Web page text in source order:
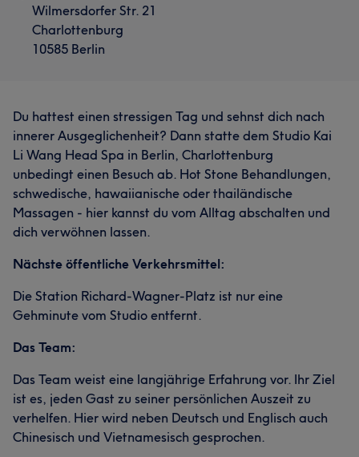
Wilmersdorfer Str. 21
Charlottenburg
10585 Berlin
Du hattest einen stressigen Tag und sehnst dich nach
innerer Ausgeglichenheit? Dann statte dem Studio Kai
Li Wang Head Spa in Berlin, Charlottenburg
unbedingt einen Besuch ab. Hot Stone Behandlungen,
schwedische, hawaiianische oder thailändische
Massagen - hier kannst du vom Alltag abschalten und
dich verwöhnen lassen.
Nächste öffentliche Verkehrsmittel:
Die Station Richard-Wagner-Platz ist nur eine
Gehminute vom Studio entfernt.
Das Team:
Das Team weist eine langjährige Erfahrung vor. Ihr Ziel
ist es, jeden Gast zu seiner persönlichen Auszeit zu
verhelfen. Hier wird neben Deutsch und Englisch auch
Chinesisch und Vietnamesisch gesprochen.